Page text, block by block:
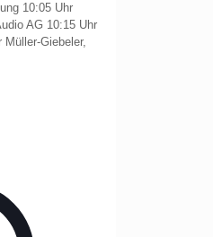
10:05 Uhr
AG 10:15 Uhr
Giebeler,